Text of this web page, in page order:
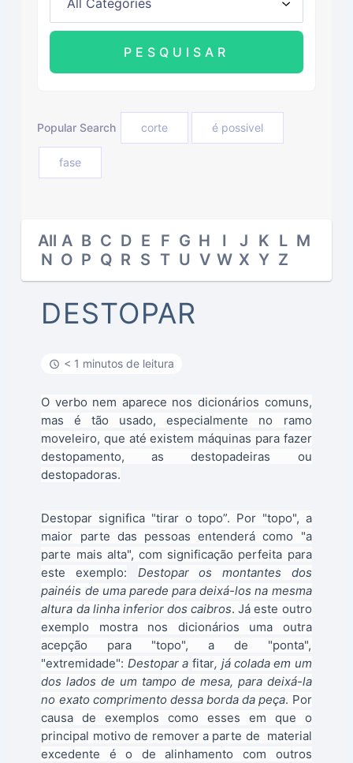
Popular Search corte é possivel
fase
All A B C D E F G H I J K L M
N O P Q R S T U V W X Y Z
DESTOPAR
< 1 minutos de leitura
O verbo nem aparece nos dicionários comuns,
mas é tão usado, especialmente no ramo
moveleiro, que até existem máquinas para fazer
destopamento, as destopadeiras ou
destopadoras.
Destopar significa "tirar o topo”. Por "topo", a
maior parte das pessoas entenderá como "a
parte mais alta", com significação perfeita para
este exemplo:
Destopar os montantes dos
painéis de uma parede para deixá-los na mesma
altura da linha inferior dos caibros. Já este outro
exemplo mostra nos dicionários uma outra
acepção para "topo", a de "ponta",
"extremidade": Destopar a fitar, já colada em um
dos lados de um tampo de mesa, para deixá-la
no exato comprimento dessa borda da peça. Por
causa de exemplos como esses em que o
principal motivo de remover a parte de material
excedente é o de alinhamento com outros